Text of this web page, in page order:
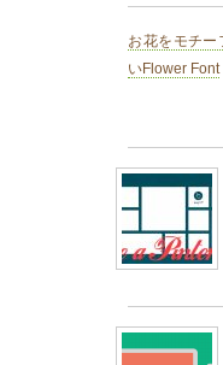
お花をモチー
いFlower Font